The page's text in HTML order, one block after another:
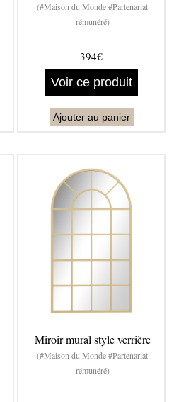
(#Maison du Monde #Partenariat
rémunéré)
394€
Voir ce produit
Ajouter au panier
Miroir mural style verrière
(#Maison du Monde #Partenariat
rémunéré)